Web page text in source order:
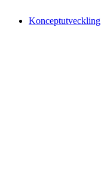
Konceptutveckling